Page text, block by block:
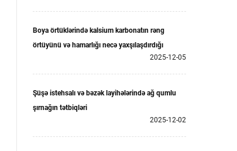
Boya örtüklərində kalsium karbonatın rəng
örtüyünü və hamarlığı necə yaxşılaşdırdığı
2025-12-05
Şüşə istehsalı və bəzək layihələrində ağ qumlu
şırnağın tətbiqləri
2025-12-02